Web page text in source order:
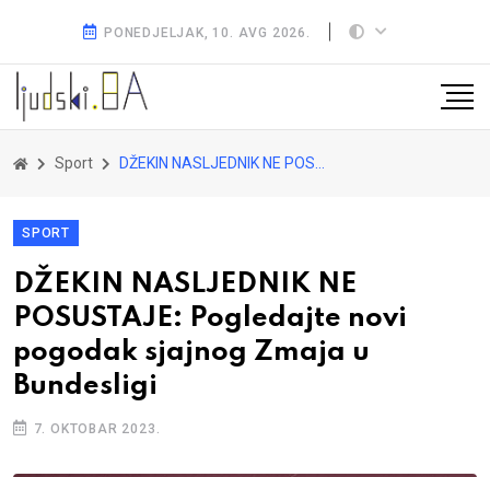
PONEDJELJAK, 10. AVG 2026.
Sport DŽEKIN NASLJEDNIK NE POSUSTAJE: Pogledajte novi pogodak sjajnog Zmaja u Bundesligi
SPORT
DŽEKIN NASLJEDNIK NE
POSUSTAJE: Pogledajte novi
pogodak sjajnog Zmaja u
Bundesligi
7. OKTOBAR 2023.